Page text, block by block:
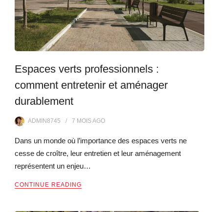
Espaces verts professionnels :
comment entretenir et aménager
durablement
ADMIN8745 7 MOISAGO
Dans un monde où l’importance des espaces verts ne
cesse de croître, leur entretien et leur aménagement
représentent un enjeu…
CONTINUE READING